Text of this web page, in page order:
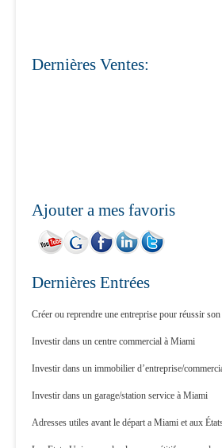
Dernières Ventes:
Ajouter a mes favoris
Dernières Entrées
Créer ou reprendre une entreprise pour réussir
Investir dans un centre commercial à Miami
Investir dans un immobilier d’entreprise/
Investir dans un garage/station service à Miami
Adresses utiles avant le départ a Miami et aux